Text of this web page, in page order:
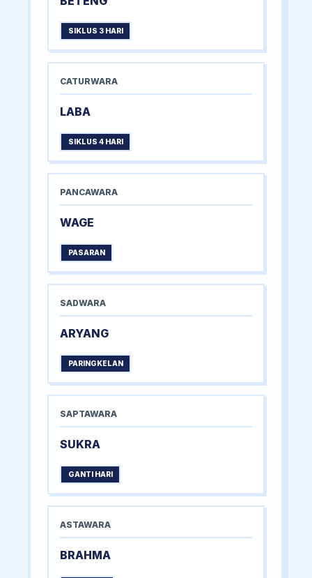
SIKLUS 3 HARI
CATURWARA
LABA
SIKLUS 4 HARI
PANCAWARA
WAGE
PASARAN
SADWARA
ARYANG
PARINGKELAN
SAPTAWARA
SUKRA
GANTI HARI
ASTAWARA
BRAHMA